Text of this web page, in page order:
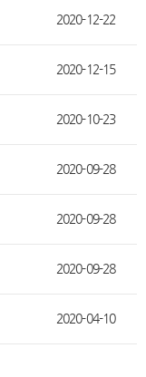
2020-12-22
2020-12-15
2020-10-23
2020-09-28
2020-09-28
2020-09-28
2020-04-10